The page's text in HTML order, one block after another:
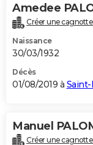
Amedee
Créer une
Naissance
30/03/1932
Décès
01/08/2019 à
Manuel
Créer une